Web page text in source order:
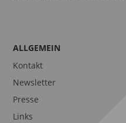
ALLGEMEIN
Kontakt
Newsletter
Presse
Links